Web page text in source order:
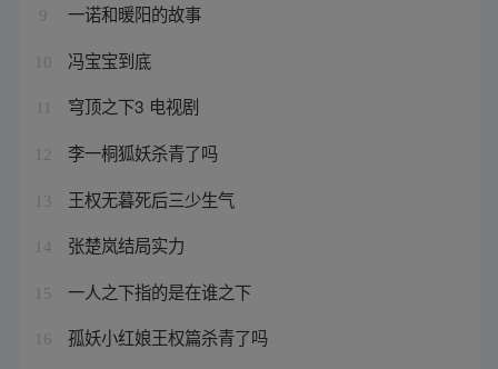
9 一诺和暖阳的故事
10 冯宝宝到底
穹顶之下3 电视剧
12 李一桐狐妖杀青了吗
13 王权无暮死后三少生气
14 张楚岚结局实力
15 一人之下指的是在谁之下
16 孤妖小红娘王权篇杀青了吗